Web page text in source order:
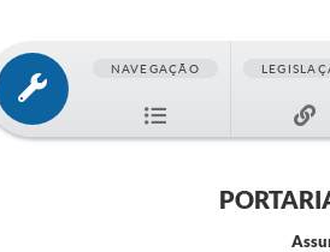
NAVEGAÇÃO